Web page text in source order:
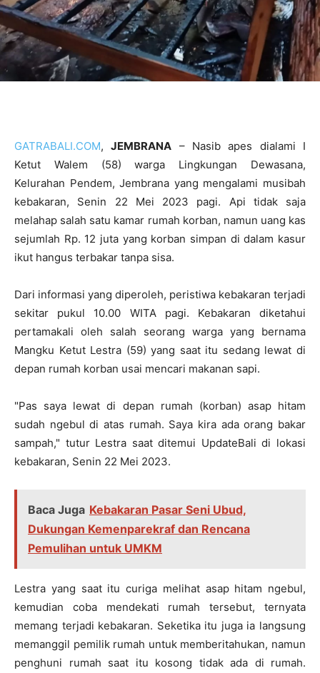
GATRABALI.COM,JEMBRANA – Nasib apes dialami I
Ketut Walem (58) warga Lingkungan Dewasana,
Kelurahan Pendem, Jembrana yang mengalami musibah
kebakaran, Senin 22 Mei 2023 pagi. Api tidak saja
melahap salah satu kamar rumah korban, namun uang kas
sejumlah Rp. 12 juta yang korban simpan di dalam kasur
ikut hangus terbakar tanpa sisa.
Dari informasi yang diperoleh, peristiwa kebakaran terjadi
sekitar pukul 10.00 WITA pagi. Kebakaran diketahui
pertamakali oleh salah seorang warga yang bernama
Mangku Ketut Lestra (59) yang saat itu sedang lewat di
depan rumah korban usai mencari makanan sapi.
"Pas saya lewat di depan rumah (korban) asap hitam
sudah ngebul di atas rumah. Saya kira ada orang bakar
sampah," tutur Lestra saat ditemui UpdateBali di lokasi
kebakaran, Senin 22 Mei 2023.
Baca Juga Kebakaran Pasar Seni Ubud,
Dukungan Kemenparekraf dan Rencana
Pemulihan untuk UMKM
Lestra yang saat itu curiga melihat asap hitam ngebul,
kemudian coba mendekati rumah tersebut, ternyata
memang terjadi kebakaran. Seketika itu juga ia langsung
memanggil pemilik rumah untuk memberitahukan, namun
penghuni rumah saat itu kosong tidak ada di rumah.